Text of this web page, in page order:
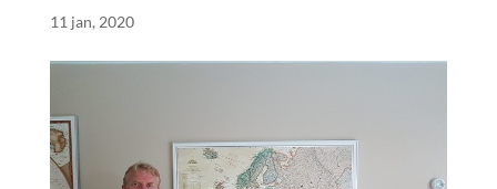
11 jan, 2020